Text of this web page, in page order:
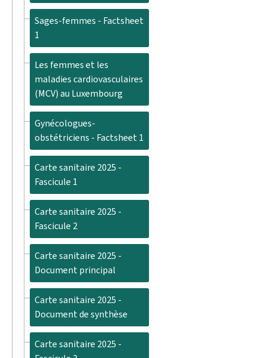
Sages-femmes - Factsheet
1
Les femmes et les
maladies cardiovasculaires
(MCV) au Luxembourg
Gynécologues-
obstétriciens - Factsheet 1
Carte sanitaire 2025 -
Fascicule 1
Carte sanitaire 2025 -
Fascicule 2
Carte sanitaire 2025 -
Document principal
Carte sanitaire 2025 -
Document de synthèse
Carte sanitaire 2025 -